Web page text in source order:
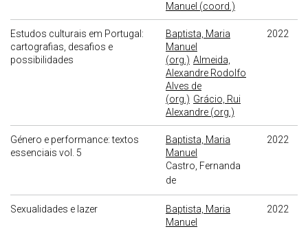
Manuel (coord.)
Estudos culturais em Portugal:
cartografias, desafios e
possibilidades
Baptista, Maria
Manuel
(org.) Almeida,
Alexandre Rodolfo
Alves de
(org.) Grácio, Rui
Alexandre (org.)
2022
Género e performance: textos
essenciais vol. 5
Baptista, Maria
Manuel
Castro, Fernanda
de
2022
Sexualidades e lazer
Baptista, Maria
Manuel
2022